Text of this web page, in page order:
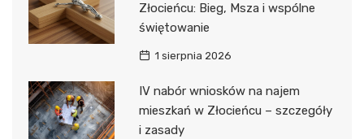
Złocieńcu: Bieg, Msza i wspólne
świętowanie
1 sierpnia 2026
IV nabór wniosków na najem
mieszkań w Złocieńcu – szczegóły
i zasady